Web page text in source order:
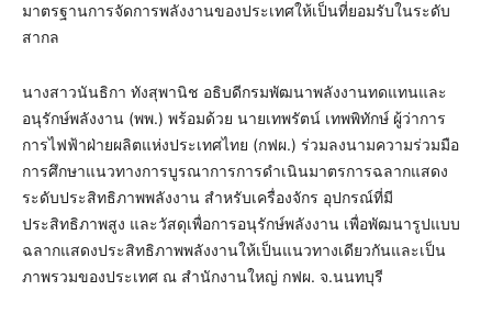
มาตรฐานการจัดการพลังงานของประเทศให้เป็นที่ยอมรับในระดับ
สากล
นางสาวนันธิกา ทังสุพานิช อธิบดีกรมพัฒนาพลังงานทดแทนและ
อนุรักษ์พลังงาน (พพ.) พร้อมด้วย นายเทพรัตน์ เทพพิทักษ์ ผู้ว่าการ
การไฟฟ้าฝ่ายผลิตแห่งประเทศไทย (กฟผ.) ร่วมลงนามความร่วมมือ
การศึกษาแนวทางการบูรณาการการดำเนินมาตรการฉลากแสดง
ระดับประสิทธิภาพพลังงาน สำหรับเครื่องจักร อุปกรณ์ที่มี
ประสิทธิภาพสูง และวัสดุเพื่อการอนุรักษ์พลังงาน เพื่อพัฒนารูปแบบ
ฉลากแสดงประสิทธิภาพพลังงานให้เป็นแนวทางเดียวกันและเป็น
ภาพรวมของประเทศ ณ สำนักงานใหญ่ กฟผ. จ.นนทบุรี